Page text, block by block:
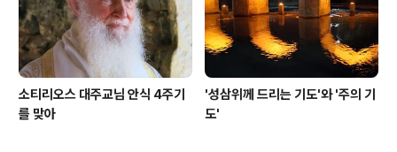
소티리오스 대주교님 안식 4주기
를 맞아
'성삼위께 드리는 기도'와 '주의 기
도'